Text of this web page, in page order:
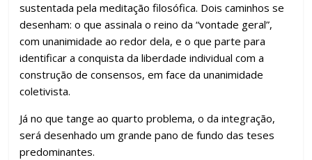
sustentada pela meditação filosófica. Dois caminhos se
desenham: o que assinala o reino da “vontade geral”,
com unanimidade ao redor dela, e o que parte para
identificar a conquista da liberdade individual com a
construção de consensos, em face da unanimidade
coletivista.
Já no que tange ao quarto problema, o da integração,
será desenhado um grande pano de fundo das teses
predominantes.